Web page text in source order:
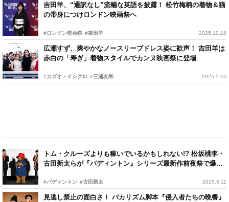
吉田羊、“通訳なし”流暢な英語を披露！ 松竹梅柄の着物＆猫
の帯身につけロンドン映画祭へ
#ロンドン映画祭 #吉田羊 2025.10.18
広瀬すず、爽やかなノースリーブドレス姿に歓声！ 吉田羊は
赤白の「寿ぎ」着物スタイルでカンヌ映画祭に登場
#カズオ・イシグロ #三浦友和 2025.5.16
トム・クルーズよりも稼いでいるかもしれない!? 松坂桃李・
古田新太らが『パディントン』シリーズ最新作前夜祭で爆笑
#パディントン #古田新太 2025.5.11
見逃し禁止の面白さ！ バカリズム脚本『侵入者たちの晩餐』